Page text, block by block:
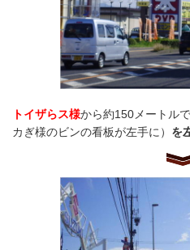
トイザらス様から約150メートルで
カぎ様のビンの看板が左手に） を